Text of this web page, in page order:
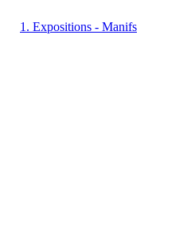
1. Expositions - Manifs